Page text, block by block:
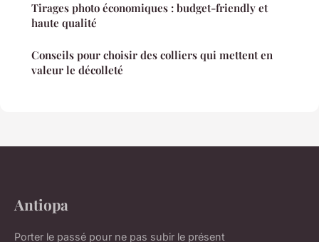
Tirages photo économiques : budget-friendly et
haute qualité
Conseils pour choisir des colliers qui mettent en
valeur le décolleté
Antiopa
Porter le passé pour ne pas subir le présent